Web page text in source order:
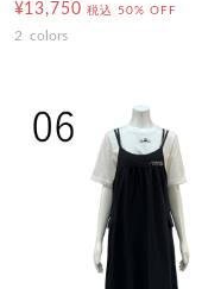
¥13,750 税込 50% OFF
2 colors